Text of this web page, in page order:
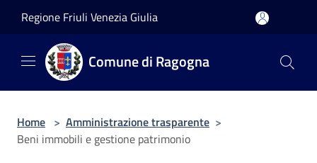
Regione Friuli Venezia Giulia
Comune di Ragogna
Home > Amministrazione trasparente >
Beni immobili e gestione patrimonio